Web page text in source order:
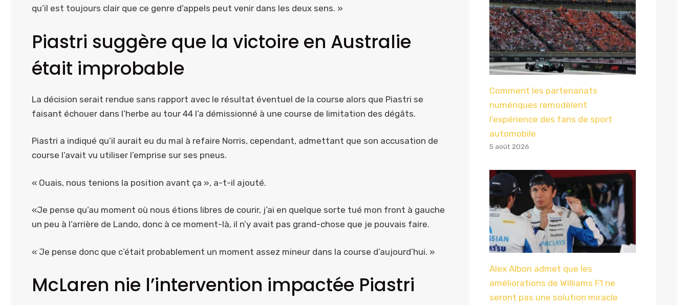
qu’il est toujours clair que ce genre d’appels peut venir dans les deux sens. »
Piastri suggère que la victoire en Australie
était improbable
La décision serait rendue sans rapport avec le résultat éventuel de la course alors que Piastri se
faisant échouer dans l’herbe au tour 44 l’a démissionné à une course de limitation des dégâts.
Piastri a indiqué qu’il aurait eu du mal à refaire Norris, cependant, admettant que son accusation de
course l’avait vu utiliser l’emprise sur ses pneus.
« Ouais, nous tenions la position avant ça », a-t-il ajouté.
«Je pense qu’au moment où nous étions libres de courir, j’ai en quelque sorte tué mon front à gauche
un peu à l’arrière de Lando, donc à ce moment-là, il n’y avait pas grand-chose que je pouvais faire.
« Je pense donc que c’était probablement un moment assez mineur dans la course d’aujourd’hui. »
McLaren nie l’intervention impactée Piastri
Comment les partenariats
numériques remodèlent
l’expérience des fans de sport
automobile
5 août 2026
Alex Albon admet que les
améliorations de Williams F1 ne
seront pas une solution miracle